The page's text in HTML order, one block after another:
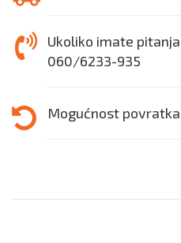
Ukoliko imate
060/6233-935
Mogućnost